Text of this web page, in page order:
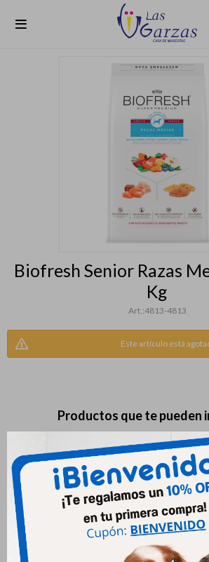

Biofresh Senior Razas
Kg
4813-4813
Este artículo está
Productos que te pueden